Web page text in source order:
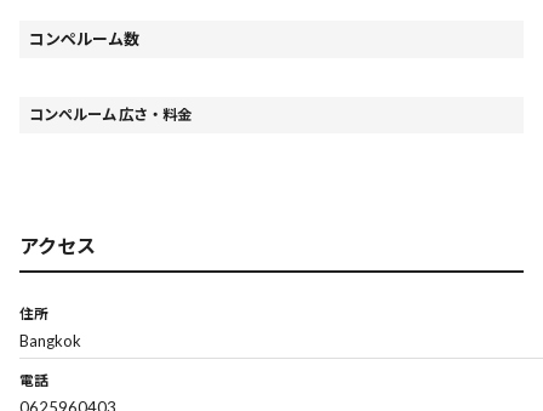
コンペルーム数
コンペルーム 広さ・料金
アクセス
住所
Bangkok
電話